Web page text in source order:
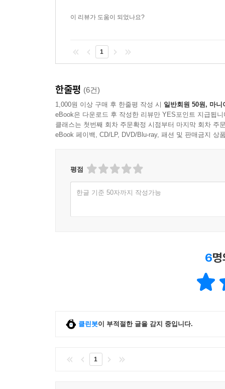
이 리뷰가 도움이 되었나요?
1
한줄평 (6건)
1,000원 이상 구매 후 한줄평 작성 시 일반회원 50원, 마니
eBook은 다운로드 후 작성한 리뷰만 YES포인트 지급됩니
클래스는 첫번째 회차 주문확정 시점부터 마지막 회차 주
eBook 페이백, CD/LP, DVD/Blu-ray, 패션 및 판매금지 상
평점
한글 기준 50자까지 작성가능
6
클린봇이 부적절한 글을 감지 중입니다.
1